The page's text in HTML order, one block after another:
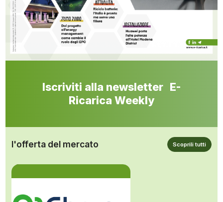
Iscriviti alla newsletter E-
Ricarica Weekly
l'offerta del mercato Scoprili tutti